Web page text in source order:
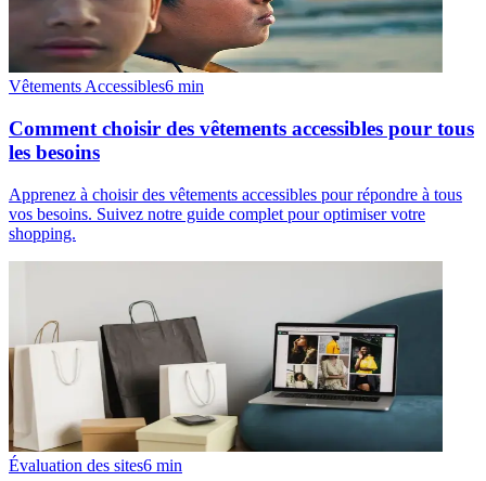
Vêtements Accessibles6 min
Comment choisir des vêtements accessibles pour tous
les besoins
Apprenez à choisir des vêtements accessibles pour répondre à tous
vos besoins. Suivez notre guide complet pour optimiser votre
shopping.
Évaluation des sites6 min